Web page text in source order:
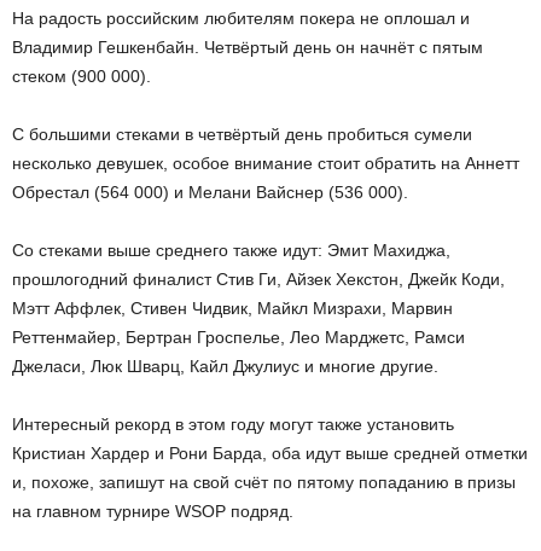
На радость российским любителям покера не оплошал и
Владимир Гешкенбайн. Четвёртый день он начнёт с пятым
стеком (900 000).
С большими стеками в четвёртый день пробиться сумели
несколько девушек, особое внимание стоит обратить на Аннетт
Обрестал (564 000) и Мелани Вайснер (536 000).
Со стеками выше среднего также идут: Эмит Махиджа,
прошлогодний финалист Стив Ги, Айзек Хекстон, Джейк Коди,
Мэтт Аффлек, Стивен Чидвик, Майкл Мизрахи, Марвин
Реттенмайер, Бертран Гроспелье, Лео Марджетс, Рамси
Джеласи, Люк Шварц, Кайл Джулиус и многие другие.
Интересный рекорд в этом году могут также установить
Кристиан Хардер и Рони Барда, оба идут выше средней отметки
и, похоже, запишут на свой счёт по пятому попаданию в призы
на главном турнире WSOP подряд.